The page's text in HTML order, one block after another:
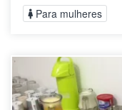
Para mulheres